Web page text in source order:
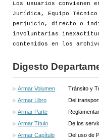
Por...
[+]
Los usuarios convienen
Jurídica, Equipo
perjuicio, directo o
involuntarias
contenidos en los
Digesto
Armar Volumen
Tránsito y
Armar Libro
Del
Armar Parte
Armar Título
De los
Armar Capítulo
Del uso de